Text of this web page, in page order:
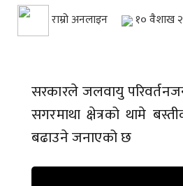
राम्रो अनलाइन १० वैशाख
सरकारले जलवायु
सगरमाथा क्षेत्रको थामे
बढाउने जनाएको छ